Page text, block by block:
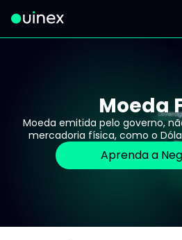
Este é o logo e ao clicar
Moeda
Moeda emitida pelo governo,
mercadoria física, como o
Aprenda a